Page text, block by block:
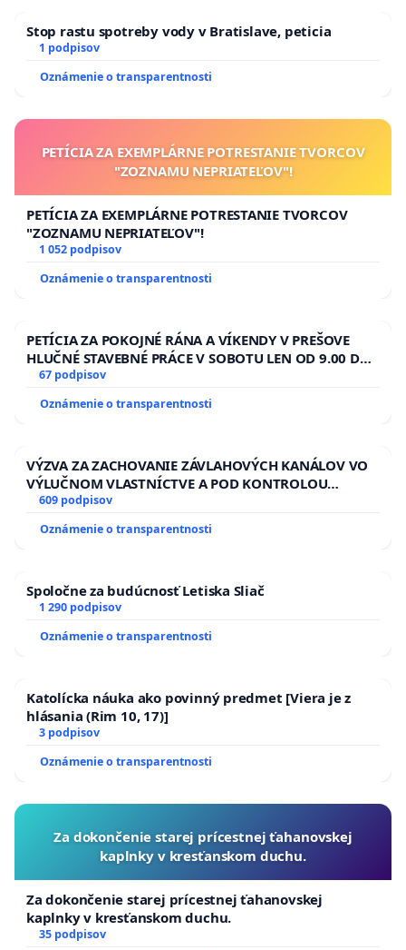
Stop rastu spotreby vody v Bratislave, peticia
1 podpisov
Oznámenie o transparentnosti
PETÍCIA ZA EXEMPLÁRNE POTRESTANIE TVORCOV
"ZOZNAMU NEPRIATEĽOV"!
PETÍCIA ZA EXEMPLÁRNE POTRESTANIE TVORCOV
"ZOZNAMU NEPRIATEĽOV"!
1 052 podpisov
Oznámenie o transparentnosti
PETÍCIA ZA POKOJNÉ RÁNA A VÍKENDY V PREŠOVE
HLUČNÉ STAVEBNÉ PRÁCE V SOBOTU LEN OD 9.00 DO
13.00 HOD., CEZ PRACOVNÝ TÝŽDEŇ CIEĽ 8.00 – 18.00
ĎUMBIERSKEJ/MAGU
67 podpisov
Oznámenie o transparentnosti
VÝZVA ZA ZACHOVANIE ZÁVLAHOVÝCH KANÁLOV VO
VÝLUČNOM VLASTNÍCTVE A POD KONTROLOU
SLOVENSKEJ REPUBLIKY & žiadosť na riešenie
kanálov na Slovensku
609 podpisov
Oznámenie o transparentnosti
Spoločne za budúcnosť Letiska Sliač
1 290 podpisov
Oznámenie o transparentnosti
Katolícka náuka ako povinný predmet [Viera je z
hlásania (Rim 10, 17)]
3 podpisov
Oznámenie o transparentnosti
Za dokončenie starej prícestnej ťahanovskej
kaplnky v kresťanskom duchu.
Za dokončenie starej prícestnej ťahanovskej
kaplnky v kresťanskom duchu.
35 podpisov